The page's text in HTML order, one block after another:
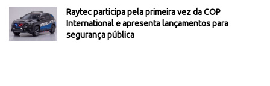
Raytec participa pela primeira vez da COP
International e apresenta lançamentos para
segurança pública